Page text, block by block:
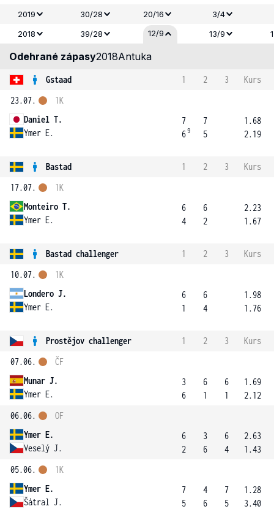
2019
30/28 20/16 3/4
2018
39/28 12/9 13/9
Odehrané zápasy2018Antuka
Gstaad 1 2 3
Kurs
23.07.
Daniel T.
Ymer E.
1K
7
69
7
5
1.68
2.19
Bastad 1 2 3
Kurs
17.07.
Monteiro T.
Ymer E.
1K
6
4
6
2
2.23
1.67
Bastad challenger 1 2 3
Kurs
10.07.
Londero J.
Ymer E.
1K
6
1
6
4
1.98
1.76
Prostějov challenger 1 2 3
Kurs
07.06.
Munar J.
Ymer E.
ČF
3
6
6
1
6
1
1.69
2.12
06.06.
Ymer E.
Veselý J.
OF
6
2
3
6
6
4
2.63
1.43
05.06.
Ymer E.
Šátral J.
1K
7
5
4
6
7
5
1.28
3.40